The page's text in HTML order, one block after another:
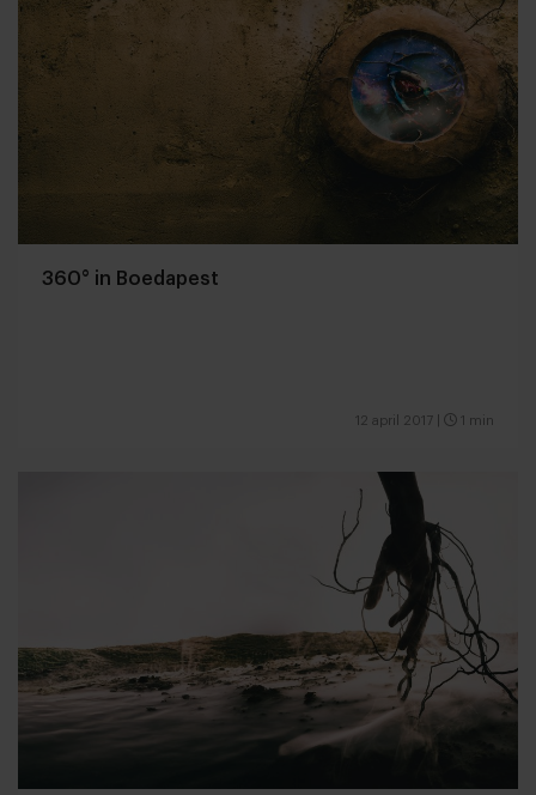
360° in Boedapest
12 april 2017 1 min